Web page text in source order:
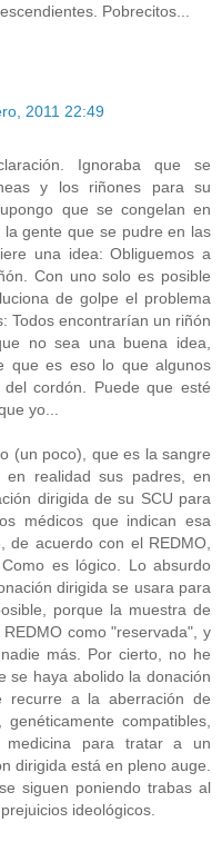
Pobrecitos...
2011 22:49
Ignoraba que se
y los riñones para su
que se congelan en
gente que se pudre en las
una idea: Obliguemos a
Con uno solo es posible
de golpe el problema
Todos encontrarían un riñón
no sea una buena idea,
que es eso lo que algunos
cordón. Puede que esté
yo...
(un poco), que es la sangre
realidad sus padres, en
dirigida de su SCU para
médicos que indican esa
de acuerdo con el REDMO,
es lógico. Lo absurdo
dirigida se usara para
porque la muestra de
como "reservada", y
más. Por cierto, no he
se haya abolido la donación
recurre a la aberración de
compatibles,
para tratar a un
dirigida está en pleno auge.
siguen poniendo trabas al
ideológicos.